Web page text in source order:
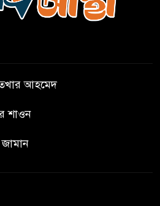
হেফাজতকে সঙ্গে নিয়ে দেশ এগিয়ে
ভারতীয় নাগরিক আটক
নাটোরে সাবেক প্রতিমন্ত্রী আব্দুল
কুদ্দুসের বাড়িতে হামলা-ভাঙচুর
আহমেদ
শাওন